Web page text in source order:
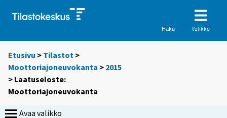
Haku Valikko
Etusivu > Tilastot >
Moottoriajoneuvokanta > 2015
> Laatuseloste:
Moottoriajoneuvokanta
Avaa valikko